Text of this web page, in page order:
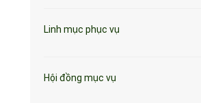
Linh mục phục vụ
Hội đồng mục vụ